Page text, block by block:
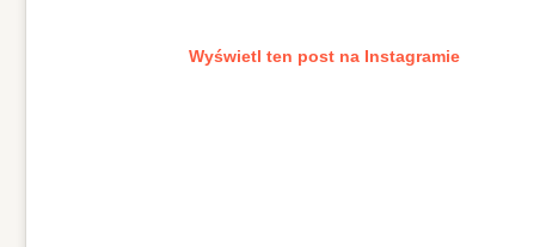
Wyświetl ten post na Instagramie